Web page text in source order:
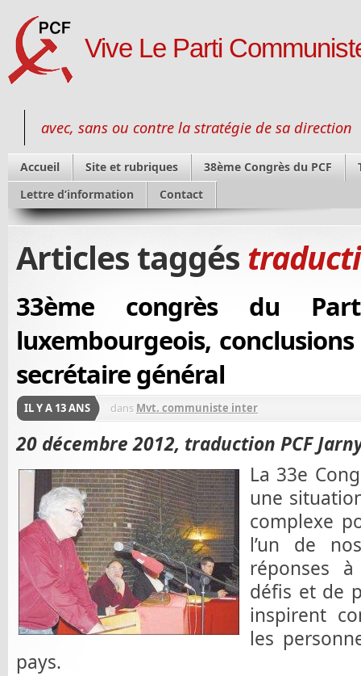
Vive Le Parti
avec, sans ou contre la stratégie de sa direction
Accueil Site et rubriques 38ème Congrès du PCF
Lettre d’information
Contact
Articles taggés
33ème congrès du
luxembourgeois,
secrétaire général
IL Y A 13 ANS dans Mvt. communiste inter
20 décembre 2012, traduction PCF
La 33e
une
complexe
l’un de
réponses
défis et de
inspirent
les
pays.